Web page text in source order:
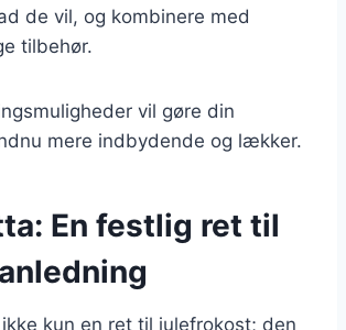
de vil, og kombinere med
tilbehør.
vil gøre din
mere indbydende og lækker.
En festlig ret til
kun en ret til julefrokost; den